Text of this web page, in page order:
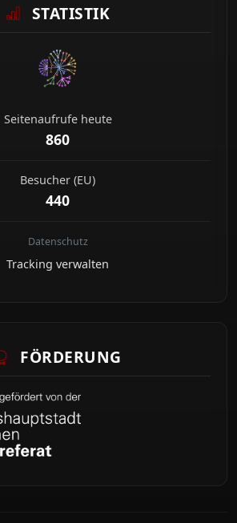
STATISTIK
Seitenaufrufe heute
860
Besucher (EU)
440
Datenschutz
Tracking verwalten
FÖRDERUNG